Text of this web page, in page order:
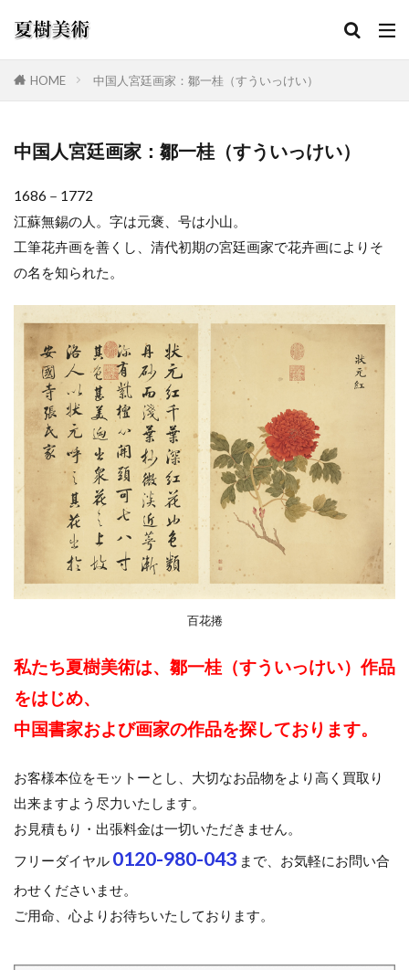
HOME 中国人宮廷画家：鄒一桂（すういっけい）
中国人宮廷画家：鄒一桂（すういっけい）
1686－1772
江蘇無錫の人。字は元褒、号は小山。
工筆花卉画を善くし、清代初期の宮廷画家で花卉画によりそ
の名を知られた。
百花捲
私たち夏樹美術は、鄒一桂（すういっけい）作品
をはじめ、
中国書家および画家の作品を探しております。
お客様本位をモットーとし、大切なお品物をより高く買取り
出来ますよう尽力いたします。
お見積もり・出張料金は一切いただきません。
フリーダイヤル 0120-980-043 まで、お気軽にお問い合
わせくださいませ。
ご用命、心よりお待ちいたしております。
カテゴリー